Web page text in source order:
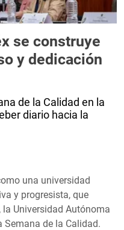
se construye
y dedicación
de la Calidad en la
diario hacia la
una universidad
y progresista, que
Universidad Autónoma
Semana de la Calidad.